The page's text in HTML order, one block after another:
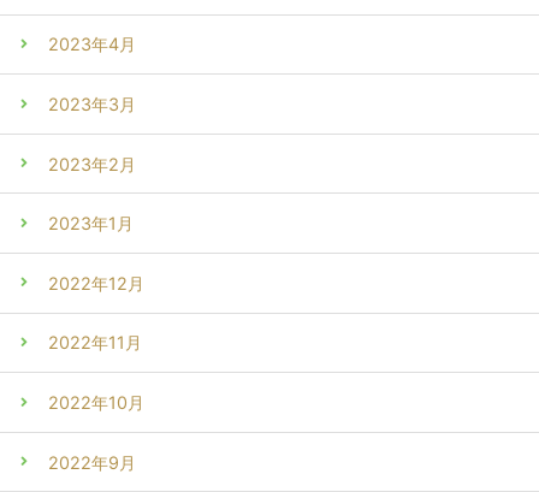
2023年4月
2023年3月
2023年2月
2023年1月
2022年12月
2022年11月
2022年10月
2022年9月